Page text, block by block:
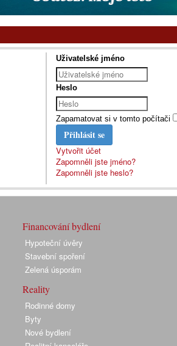
Uživatelské jméno
Heslo
Zapamatovat si v tomto počítači
Přihlásit se
Vytvořit účet
Zapomněli jste jméno?
Zapomněli jste heslo?
Financování bydlení
Hypoteční úvěry
Stavební spoření
Zelená úsporám
Reality
Rodinné domy
Byty
Nové bydlení